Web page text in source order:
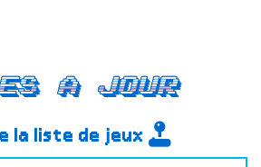
a jour
la liste de jeux